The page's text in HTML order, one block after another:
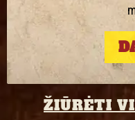
ŽIŪRĖTI